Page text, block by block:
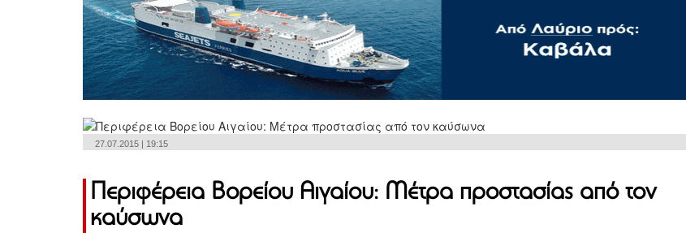
27.07.2015 | 19:15
Περιφέρεια Βορείου Αιγαίου: Μέτρα προστασίας από τον
καύσωνα